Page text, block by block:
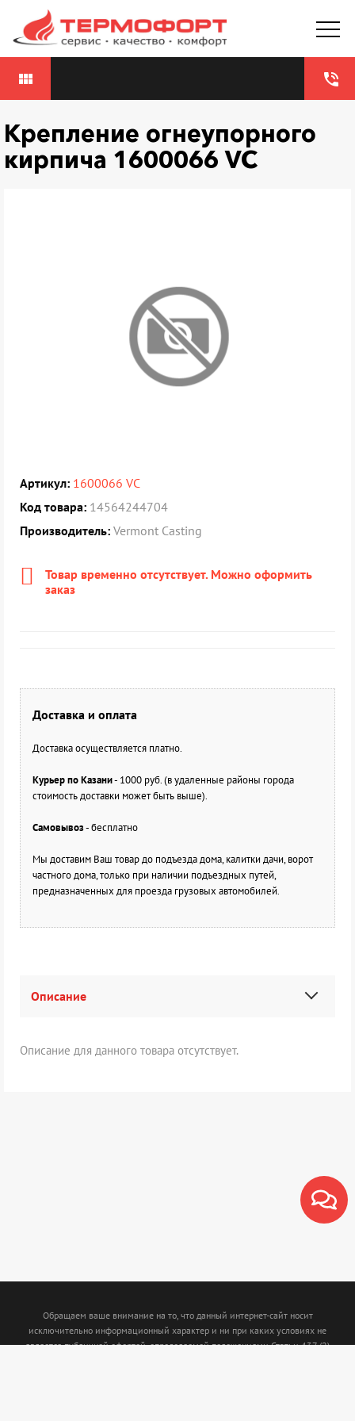
phone_in_talk
view_module
Крепление огнеупорного
кирпича 1600066 VC
Артикул: 1600066 VC
Код товара: 14564244704
Производитель: Vermont Casting
Товар временно отсутствует. Можно оформить
заказ
Доставка и оплата
Доставка осуществляется платно.
Курьер по Казани- 1000 руб. (в удаленные районы города
стоимость доставки может быть выше).
Самовывоз- бесплатно
Мы доставим Ваш товар до подъезда дома, калитки дачи, ворот
частного дома, только при наличии подъездных путей,
предназначенных для проезда грузовых автомобилей.
Описание
Описание для данного товара отсутствует.
Обращаем ваше внимание на то, что данный интернет-сайт носит
исключительно информационный характер и ни при каких условиях не
является публичной офертой, определяемой положениями Статьи 437 (2)